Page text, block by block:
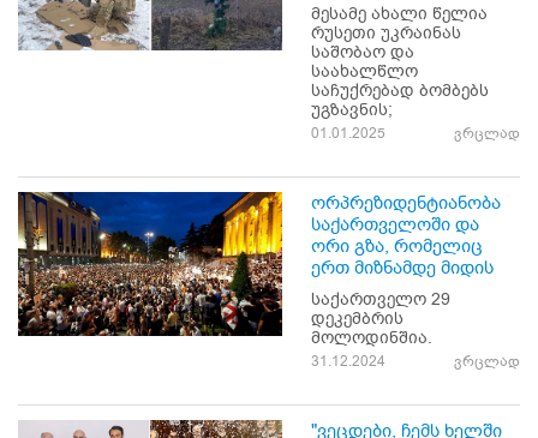
მესამე ახალი წელია
რუსეთი უკრაინას
საშობაო და
საახალწლო
საჩუქრებად ბომბებს
უგზავნის;
01.01.2025 ვრცლად
ორპრეზიდენტიანობა
საქართველოში და
ორი გზა, რომელიც
ერთ მიზნამდე მიდის
საქართველო 29
დეკემბრის
მოლოდინშია.
31.12.2024 ვრცლად
"ვეცდები, ჩემს ხელში